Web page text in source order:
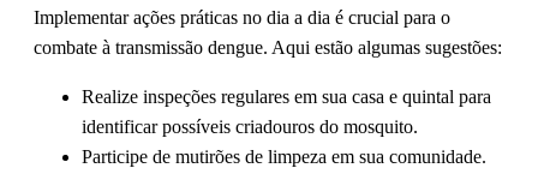
Implementar ações práticas no dia a dia é crucial para o
combate à transmissão dengue. Aqui estão algumas sugestões:
Realize inspeções regulares em sua casa e quintal para
identificar possíveis criadouros do mosquito.
Participe de mutirões de limpeza em sua comunidade.